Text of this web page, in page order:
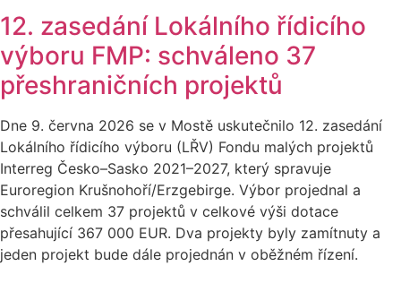
12. zasedání Lokálního řídicího
výboru FMP: schváleno 37
přeshraničních projektů
Dne 9. června 2026 se v Mostě uskutečnilo 12. zasedání
Lokálního řídicího výboru (LŘV) Fondu malých projektů
Interreg Česko–Sasko 2021–2027, který spravuje
Euroregion Krušnohoří/Erzgebirge. Výbor projednal a
schválil celkem 37 projektů v celkové výši dotace
přesahující 367 000 EUR. Dva projekty byly zamítnuty a
jeden projekt bude dále projednán v oběžném řízení.